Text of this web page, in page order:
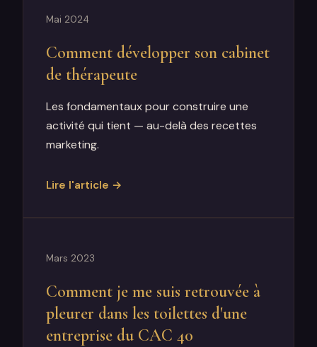
Mai 2024
Comment développer son cabinet
de thérapeute
Les fondamentaux pour construire une
activité qui tient — au-delà des recettes
marketing.
Lire l'article →
Mars 2023
Comment je me suis retrouvée à
pleurer dans les toilettes d'une
entreprise du CAC 40